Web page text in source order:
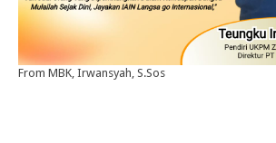
From MBK, Irwansyah, S.Sos